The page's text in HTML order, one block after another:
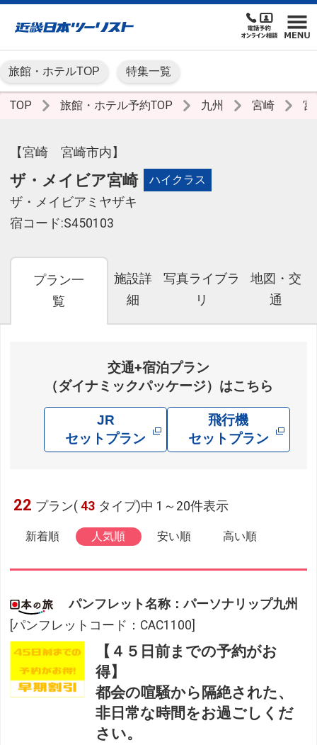
旅館・ホテルTOP 特集一覧
TOP 旅館・ホテル予約TOP 九州 宮崎 宮
【宮崎 宮崎市内】
ザ・メイビア宮崎 ハイクラス
ザ・メイビアミヤザキ
宿コード:S450103
プラン一
覧
施設詳
細
写真ライブラ
リ
地図・交
通
交通+宿泊プラン
（ダイナミックパッケージ）はこちら
JR
セットプラン
飛行機
セットプラン
22 プラン( 43 タイプ)中 1～20件表示
新着順 人気順 安い順 高い順
パンフレット名称：パーソナリップ九州
[パンフレットコード：CAC1100]
【４５日前までの予約がお
得】
都会の喧騒から隔絶された、
非日常な時間をお過ごしくだ
さい。